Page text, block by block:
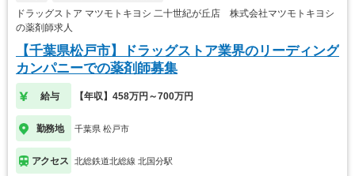
ドラッグストア マツモトキヨシ 二十世紀が丘店 株式会社マツモトキヨシ
の薬剤師求人
【千葉県松戸市】ドラッグストア業界のリーディング
カンパニーでの薬剤師募集
給与 【年収】458万円～700万円
勤務地 千葉県 松戸市
アクセス 北総鉄道北総線 北国分駅